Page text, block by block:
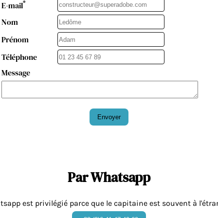
E-mail*
Nom
Prénom
Téléphone
Message
Envoyer
Par Whatsapp
est privilégié parce que le capitaine est souvent à